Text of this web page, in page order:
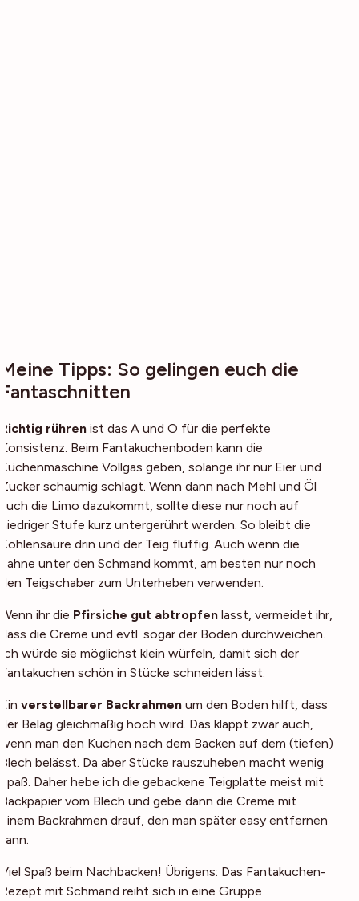
Meine Tipps: So gelingen euch die
Fantaschnitten
Richtig rühren ist das A und O für die perfekte
Konsistenz. Beim Fantakuchenboden kann die
Küchenmaschine Vollgas geben, solange ihr nur Eier und
Zucker schaumig schlagt. Wenn dann nach Mehl und Öl
auch die Limo dazukommt, sollte diese nur noch auf
niedriger Stufe kurz untergerührt werden. So bleibt die
Kohlensäure drin und der Teig fluffig. Auch wenn die
Sahne unter den Schmand kommt, am besten nur noch
den Teigschaber zum Unterheben verwenden.
Wenn ihr die Pfirsiche gut abtropfen lasst, vermeidet ihr,
dass die Creme und evtl. sogar der Boden durchweichen.
Ich würde sie möglichst klein würfeln, damit sich der
Fantakuchen schön in Stücke schneiden lässt.
Ein verstellbarer Backrahmen um den Boden hilft, dass
der Belag gleichmäßig hoch wird. Das klappt zwar auch,
wenn man den Kuchen nach dem Backen auf dem (tiefen)
Blech belässt. Da aber Stücke rauszuheben macht wenig
Spaß. Daher hebe ich die gebackene Teigplatte meist mit
Backpapier vom Blech und gebe dann die Creme mit
einem Backrahmen drauf, den man später easy entfernen
kann.
Viel Spaß beim Nachbacken! Übrigens: Das Fantakuchen-
Rezept mit Schmand reiht sich in eine Gruppe